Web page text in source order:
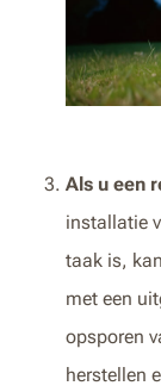
Als u een
installatie
taak is,
met een
opsporen
herstellen